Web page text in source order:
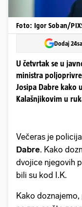
Foto: Igor Soban/
Dodaj
U četvrtak se u
ministra
Josipa Dabre kako
Kalašnjikovim u
Večeras je
Dabre. Kako
dvojice njegovih
bili su kod I.K.
Kako